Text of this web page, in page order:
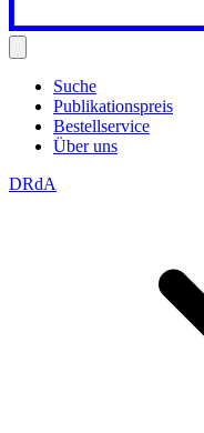
Suche
Publikationspreis
Bestellservice
Über uns
DRdA